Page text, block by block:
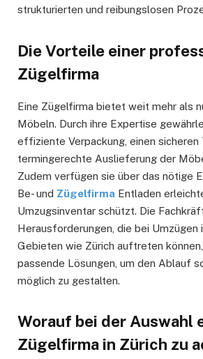
strukturierten und reibungslosen
Die Vorteile einer
Zügelfirma
Eine Zügelfirma bietet weit mehr als
Möbeln. Durch ihre Expertise
effiziente Verpackung, einen sicheren
termingerechte Auslieferung der
Zudem verfügen sie über das nötige
Be- und Zügelfirma Entladen
Umzugsinventar schützt. Die
Herausforderungen, die bei Umzügen
Gebieten wie Zürich auftreten
passende Lösungen, um den Ablauf
möglich zu gestalten.
Worauf bei der Auswahl
Zügelfirma in Zürich zu